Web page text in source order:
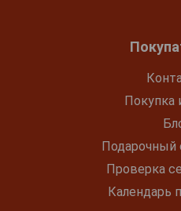
Покупка
Подарочный
Проверка
Календарь